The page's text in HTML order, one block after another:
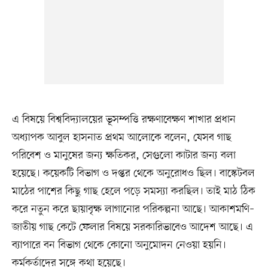
এ বিষয়ে বিশ্ববিদ্যালয়ের ভূসম্পত্তি রক্ষণাবেক্ষণ শাখার প্রধান
অধ্যাপক আবুল হাসনাত প্রথম আলোকে বলেন, যেসব গাছ
পরিবেশ ও মানুষের জন্য ক্ষতিকর, সেগুলো কাটার জন্য বলা
হয়েছে। কয়েকটি বিভাগ ও দপ্তর থেকে অনুরোধও ছিল। বাস্কেটবল
মাঠের পাশের কিছু গাছ হেলে পড়ে সমস্যা করছিল। তাই মাঠ ঠিক
করে নতুন করে ছায়াবৃক্ষ লাগানোর পরিকল্পনা আছে। আকাশমণি–
জাতীয় গাছ কেটে ফেলার বিষয়ে সরকারিভাবেও আদেশ আছে। এ
ব্যাপারে বন বিভাগ থেকে কোনো অনুমোদন নেওয়া হয়নি।
কর্মকর্তাদের সঙ্গে কথা হয়েছে।